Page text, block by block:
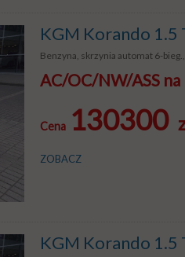
KGM Korando
Benzyna, skrzynia automat 6-
AC/OC/NW/ASS na
Cena 130300
ZOBACZ
KGM Korando